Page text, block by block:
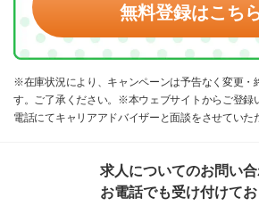
無料登録はこち
※在庫状況により、キャンペーンは予告なく変更・
す。ご了承ください。※本ウェブサイトからご登録
電話にてキャリアアドバイザーと面談をさせていた
求人についてのお問い
お電話でも受け付けて